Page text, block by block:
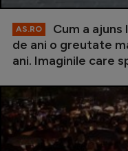
AS.RO
Cum a ajuns
de ani o greutate
ani. Imaginile care